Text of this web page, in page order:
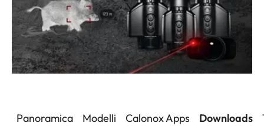
Panoramica Modelli Calonox Apps Downloads